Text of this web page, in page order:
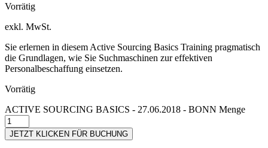
Vorrätig
exkl. MwSt.
Sie erlernen in diesem Active Sourcing Basics Training pragmatisch
die Grundlagen, wie Sie Suchmaschinen zur effektiven
Personalbeschaffung einsetzen.
Vorrätig
ACTIVE SOURCING BASICS - 27.06.2018 - BONN Menge
JETZT KLICKEN FÜR BUCHUNG